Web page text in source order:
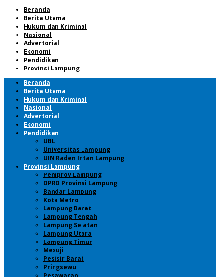
Beranda
Berita Utama
Hukum dan Kriminal
Nasional
Advertorial
Ekonomi
Pendidikan
Provinsi Lampung
Beranda
Berita Utama
Hukum dan Kriminal
Nasional
Advertorial
Ekonomi
Pendidikan
UBL
Universitas Lampung
UIN Raden Intan Lampung
Provinsi Lampung
Pemprov Lampung
DPRD Provinsi Lampung
Bandar Lampung
Kota Metro
Lampung Barat
Lampung Tengah
Lampung Selatan
Lampung Utara
Lampung Timur
Mesuji
Pesisir Barat
Pringsewu
Pesawaran